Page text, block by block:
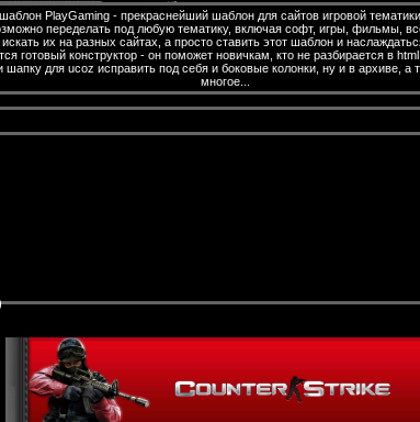
PlayGaming - прекраснейший шаблон для сайтов игровой
переделать под любую тематику, включая софт, игры, фильмы,
их на разных сайтах, а просто ставить этот шаблон и
готовый конструктор - он поможет новичкам, кто не разбирается в
для ucoz исправить под себя и боковые колонки, ну и в архиве,
многое...